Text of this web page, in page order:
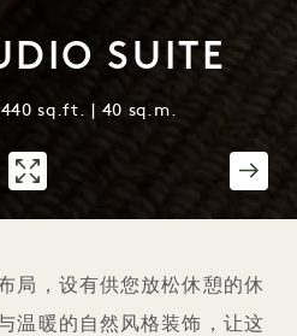
SUITE
sq.ft. | 40 sq.m.
局，设有供您放松休憩的休
温暖的自然风格装饰，让这